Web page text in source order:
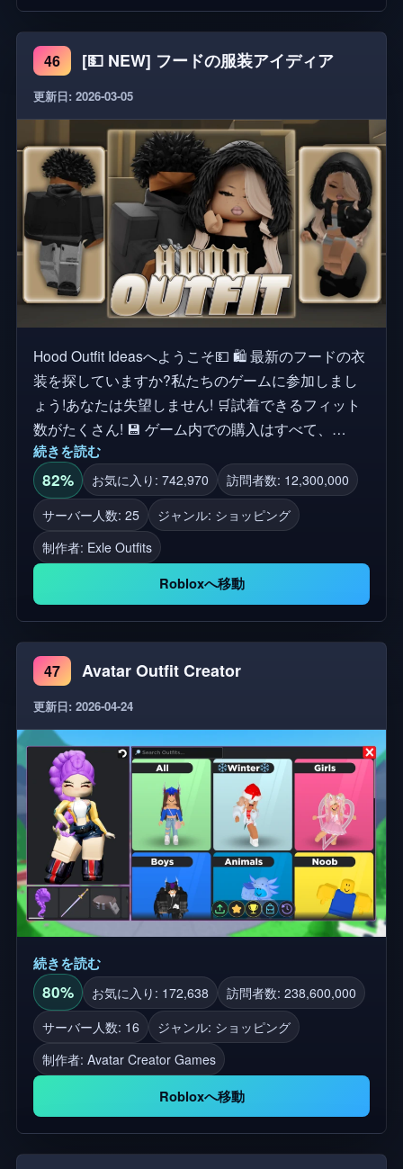
ど | ステージでパフォーマンスやダンスを楽しんだ
り、ソダポッププラザで友達と交流したり。 👗 ア
バターへの衣装保存 | 購入したアイテムはRobloxア
バターのインベントリに直接追加されます。 ショッ
尊重しています。もし当ゲーム内のアイテムや衣装
の権利をお持ちの場合は、お知らせください。速や
かに削除いたします。 当ゲームは、言及されている
いかなる企業やブランドとも提携しておらず、それ
らの承認も受けていません。 スクリプト：Kye | マ
ップ：Adorefeen | サムネイルグラフィック：
janj2n、cloudyy、および多数のアーティスト。
46 [💵 NEW] フードの服装アイディア
更新日: 2026-03-05
Hood Outfit Ideasへようこそ💵 🛍️ 最新のフードの衣
装を探していますか?私たちのゲームに参加しまし
ょう!あなたは失望しません! 🛒試着できるフィット
数がたくさん! 💾 ゲーム内での購入はすべて、
Robloxインベントリで利用できます ⭐ すべての衣装
はパブリックからインスパイアされました! ❗❗ゲーム
内のユーザー作成コンテンツ(UGC)や衣類は所有し
ていません。ゲームからUGCアイテムや衣類を削除
したい場合は、当社にお知らせください。 ✅すべて
のクレジットは、これらのアイテムの才能あるクリ
エイターに寄付されます。 制作/脚本:Exle Studios ミ
ニチュアのヘルプを@synthteeにありがとう! タグ:
カタログ、カタログエディター、衣装、衣装アイデ
ィア、ヘアコンボ、衣装ローダー。ダフッドの衣装
ショップ、ヘアコンボ、フィット、マッチングフィ
ット、マッチングの衣装、ヘアスタイル、ホームス
トア、ホームストア、試着、衣装、マッチングの衣
装、マッチング、ヘア、衣装ショップヘアコンボ、
モール、アバター、ヘアコンボショップ、審美、ダ
フッド、DH、ステール衣装、マッチング、ハロウィ
ン、ドリップ
続きを読む
82% お気に入り: 742,970
訪問者数: 12,300,000
サーバー人数: 25
ジャンル: ショッピング
制作者: Exle Outfits
Robloxへ移動
47 Avatar Outfit Creator
更新日: 2026-04-24
続きを読む
80% お気に入り: 172,638
訪問者数: 238,600,000
サーバー人数: 16
ジャンル: ショッピング
制作者: Avatar Creator Games
Robloxへ移動